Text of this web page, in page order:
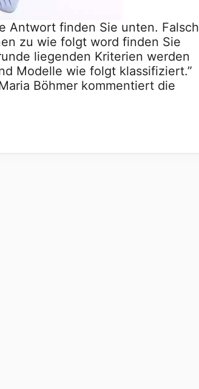
Antwort finden Sie unten. Falsch
zu wie folgt word finden Sie
liegenden Kriterien werden
Modelle wie folgt klassifiziert.”
Böhmer kommentiert die